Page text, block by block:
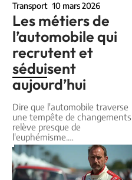
Transport 10 mars 2026
Les métiers de
l’automobile qui
recrutent et
séduisent
aujourd’hui
Dire que l'automobile traverse
une tempête de changements
relève presque de
l'euphémisme.…